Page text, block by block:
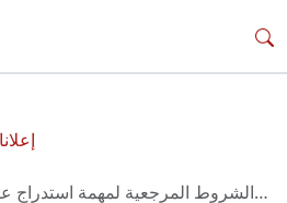
الشروط المرجعية لمهمة